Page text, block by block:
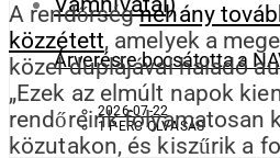
Árverésre bocsátotta a
2026-07-22
1 PERC OLVASÁS
A rendőrségnéhány
közzétett, amelyek a
közel duplájával haladó
„Ezek az elmúlt napok
rendőreink folyamatosan
közutakon, és kiszűrik a